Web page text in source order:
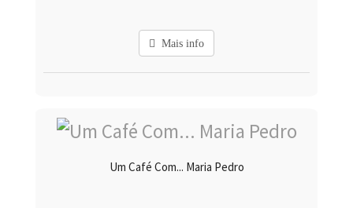
Mais info
Um Café Com... Maria Pedro